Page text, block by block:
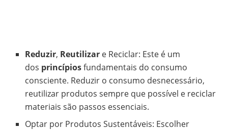
Reduzir, Reutilizar e Reciclar: Este é um
dos princípiosfundamentais do consumo
consciente. Reduzir o consumo desnecessário,
reutilizar produtos sempre que possível e reciclar
materiais são passos essenciais.
Optar por Produtos Sustentáveis: Escolher